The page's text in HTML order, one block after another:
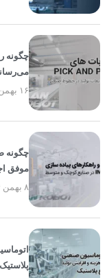
۱۶ بهمن ۱۴۰۴
موفق
۸ بهمن ۱۴۰۴